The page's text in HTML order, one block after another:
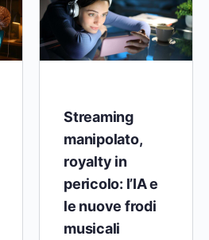
Streaming
manipolato,
royalty in
pericolo: l’IA e
le nuove frodi
musicali